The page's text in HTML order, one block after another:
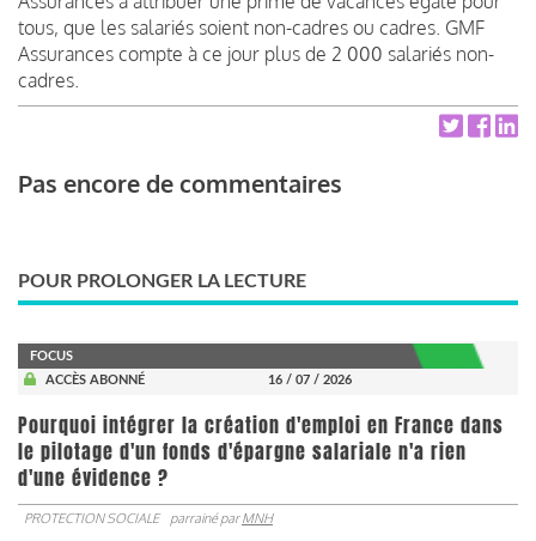
tous, que les salariés soient non-cadres ou cadres. GMF
Assurances compte à ce jour plus de 2 000 salariés non-
cadres.
Pas encore de commentaires
POUR PROLONGER LA LECTURE
FOCUS
ACCÈS ABONNÉ
16 / 07 / 2026
Pourquoi intégrer la création d'emploi en France dans
le pilotage d'un fonds d'épargne salariale n'a rien
d'une évidence ?
PROTECTION SOCIALE parrainé parMNH